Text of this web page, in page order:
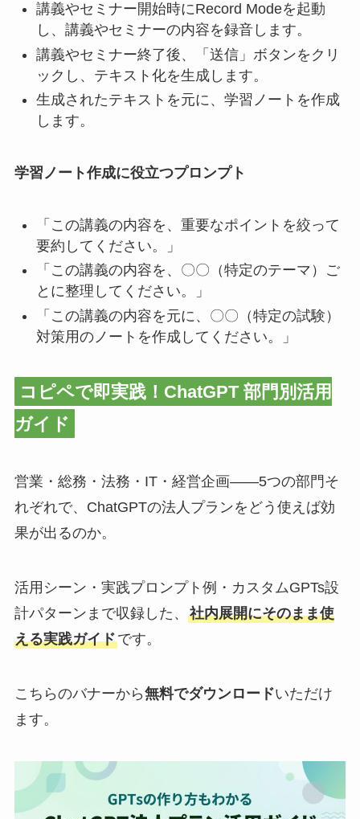
講義やセミナー開始時にRecord Modeを起動
し、講義やセミナーの内容を録音します。
講義やセミナー終了後、「送信」ボタンをクリ
ックし、テキスト化を生成します。
生成されたテキストを元に、学習ノートを作成
します。
学習ノート作成に役立つプロンプト
「この講義の内容を、重要なポイントを絞って
要約してください。」
「この講義の内容を、〇〇（特定のテーマ）ご
とに整理してください。」
「この講義の内容を元に、〇〇（特定の試験）
対策用のノートを作成してください。」
コピペで即実践！ChatGPT 部門別活用
ガイド
営業・総務・法務・IT・経営企画——5つの部門そ
れぞれで、ChatGPTの法人プランをどう使えば効
果が出るのか。
活用シーン・実践プロンプト例・カスタムGPTs設
計パターンまで収録した、 社内展開にそのまま使
える実践ガイドです。
こちらのバナーから無料でダウンロードいただけ
ます。